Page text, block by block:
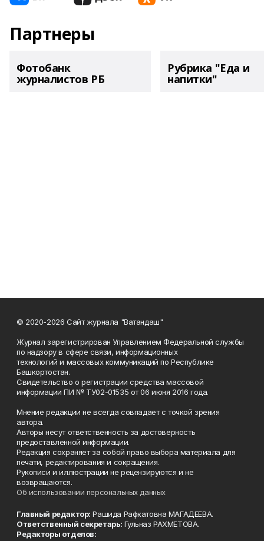
Партнеры
Фотобанк
журналистов РБ
Рубрика "Еда и
напитки"
© 2020-2026 Сайт журнала "Ватандаш"
Журнал зарегистрирован Управлением Федеральной службы
по надзору в сфере связи, информационных
технологий и массовых коммуникаций по Республике
Башкортостан.
Свидетельство о регистрации средства массовой
информации ПИ № ТУ02-01535 от 06 июня 2016 года.
Мнение редакции не всегда совпадает с точкой зрения
автора.
Авторы несут ответственность за достоверность
предоставленной информации.
Редакция сохраняет за собой право выбора материала для
печати, редактирования и сокращения.
Рукописи и иллюстрации не рецензируются и не
возвращаются.
Об использовании персональных данных
Главный редактор: Рашида Рафкатовна МАГАДЕЕВА.
Ответственный секретарь: Гульназ РАХМЕТОВА.
Редакторы отделов: